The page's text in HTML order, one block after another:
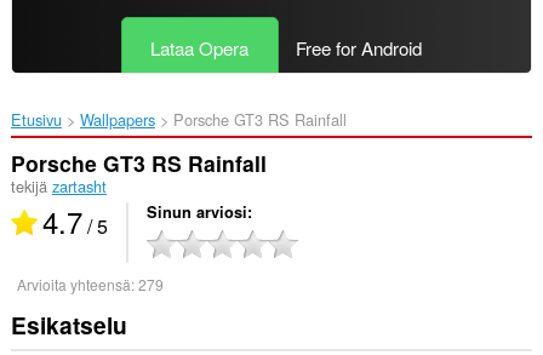
Lataa Opera Free for Android
Etusivu Wallpapers Porsche GT3 RS Rainfall‎
Porsche GT3 RS Rainfall
tekijä zartasht
4.7/ 5 Sinun arviosi
Arvioita yhteensä:279
Esikatselu